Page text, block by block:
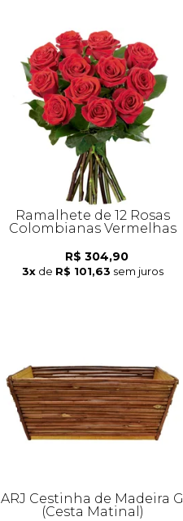
Ramalhete de 12 Rosas
Colombianas Vermelhas
R$ 304,90
3x de R$ 101,63 sem juros
ARJ Cestinha de Madeira G
(Cesta Matinal)